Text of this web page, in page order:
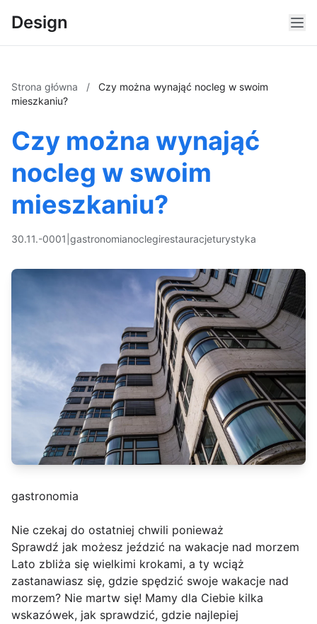
Design
Strona główna /
Czy można wynająć nocleg w swoim
mieszkaniu?
Czy można wynająć
nocleg w swoim
mieszkaniu?
30.11.-0001 gastronomianoclegirestauracjeturystyka
gastronomia
Nie czekaj do ostatniej chwili ponieważ
Sprawdź jak możesz jeździć na wakacje nad morzem
Lato zbliża się wielkimi krokami, a ty wciąż
zastanawiasz się, gdzie spędzić swoje wakacje nad
morzem? Nie martw się! Mamy dla Ciebie kilka
wskazówek, jak sprawdzić, gdzie najlepiej